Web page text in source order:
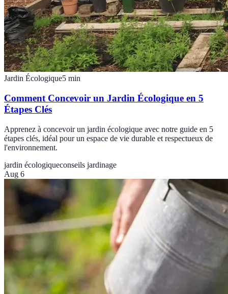
Jardin Écologique5 min
Comment Concevoir un Jardin Écologique en 5
Étapes Clés
Apprenez à concevoir un jardin écologique avec notre guide en 5
étapes clés, idéal pour un espace de vie durable et respectueux de
l'environnement.
jardin écologiqueconseils jardinage
Aug 6